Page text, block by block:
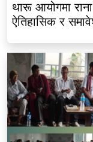
थारू आयोगमा
ऐतिहासिक र